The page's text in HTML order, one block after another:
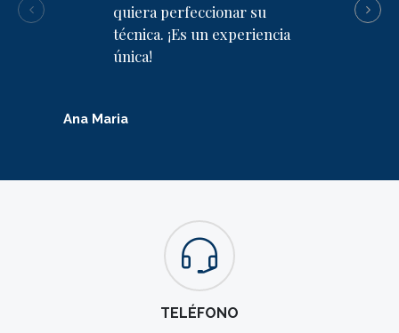
quiera perfeccionar su
técnica. ¡Es un experiencia
única!
Ana Maria
TELÉFONO